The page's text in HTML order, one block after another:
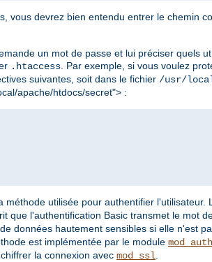
vous devrez bien entendu entrer le chemin
un mot de passe et lui préciser quels
.htaccess . Par exemple, si vous voulez
suivantes, soit dans le fichier /usr/
apache/htdocs/secret"> :
méthode utilisée pour authentifier l'utilisateur.
que l'authentification Basic transmet le mot
données hautement sensibles si elle n'est
est implémentée par le module
la connexion avec mod_ssl